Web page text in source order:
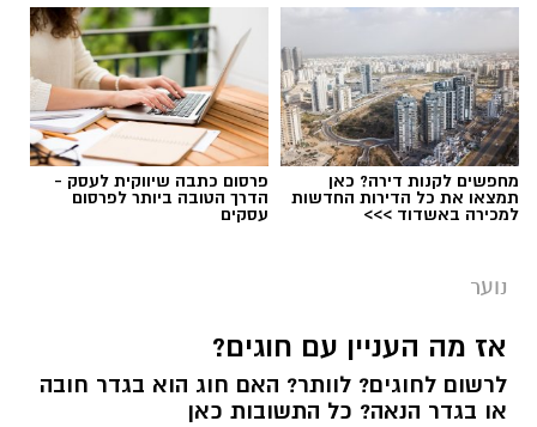
אזולאי-אסרף, והוא נותן מענה לתלמידים בכיתות
א'-ג׳ (ובהמשך לגילאים מתקדמים יותר) מיבנה
והסביבה.
מחפשים לקנות דירה? כאן
תמצאו את כל הדירות החדשות
למכירה באשדוד >>>
פרסום כתבה שיווקית לעסק -
הדרך הטובה ביותר לפרסום
עסקים
נוער
אז מה העניין עם חוגים?
לרשום לחוגים? לוותר? האם חוג הוא בגדר חובה
או בגדר הנאה? כל התשובות כאן